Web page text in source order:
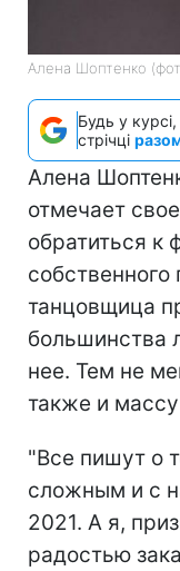
Алена Шоптенко
Будь у
стрічці
Алена
отмечает
обратиться к
танцовщица
большинства
нее. Тем не
также и
"Все пишут о
сложным и с
2021. А я,
радостью